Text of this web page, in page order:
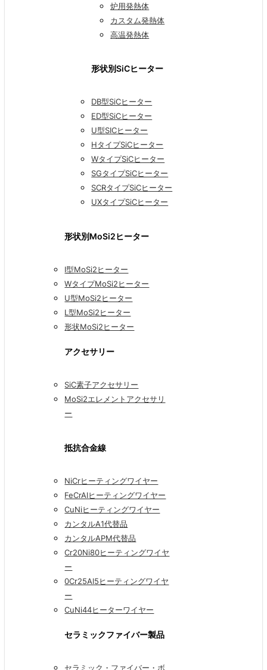
炉用発熱体
カスタム発熱体
高温発熱体
形状別SiCヒーター
DB型SiCヒーター
ED型SiCヒーター
U型SICヒーター
HタイプSiCヒーター
WタイプSiCヒーター
SGタイプSiCヒーター
SCRタイプSiCヒーター
UXタイプSiCヒーター
形状別MoSi2ヒーター
I型MoSi2ヒーター
WタイプMoSi2ヒーター
U型MoSi2ヒーター
L型MoSi2ヒーター
形状MoSi2ヒーター
アクセサリー
SiC素子アクセサリー
MoSi2エレメントアクセサリ
ー
抵抗合金線
NiCrヒーティングワイヤー
FeCrAlヒーティングワイヤー
CuNiヒーティングワイヤー
カンタルA1代替品
カンタルAPM代替品
Cr20Ni80ヒーティングワイヤ
ー
0Cr25Al5ヒーティングワイヤ
ー
CuNi44ヒーターワイヤー
セラミックファイバー製品
セラミック・ファイバー・ボ